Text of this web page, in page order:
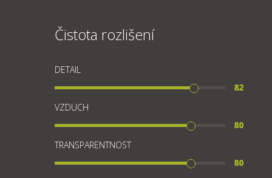
Čistota rozlišení
DETAIL
82
VZDUCH
80
TRANSPARENTNOST
80